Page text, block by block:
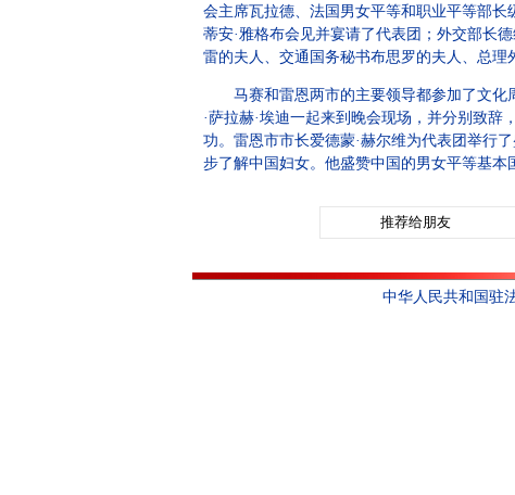
会主席瓦拉德、法国男女平等和职业平等部
蒂安·雅格布会见并宴请了代表团；外交部长
雷的夫人、交通国务秘书布思罗的夫人、总理
马赛和雷恩两市的主要领导都参加了文化
·萨拉赫·埃迪一起来到晚会现场，并分别致
功。雷恩市市长爱德蒙·赫尔维为代表团举行
步了解中国妇女。他盛赞中国的男女平等基本
推荐给朋友
中华人民共和国驻